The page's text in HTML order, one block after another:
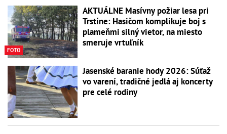
FOTO
AKTUÁLNE Masívny požiar lesa pri
Trstíne: Hasičom komplikuje boj s
plameňmi silný vietor, na miesto
smeruje vrtuľník
Jasenské baranie hody 2026: Súťaž
vo varení, tradičné jedlá aj koncerty
pre celé rodiny